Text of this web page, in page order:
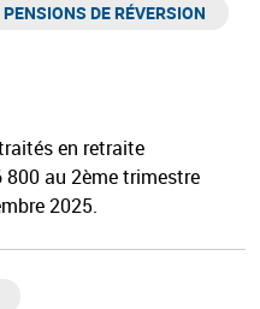
DE RÉVERSION
en retraite
800 au 2ème trimestre
2025.